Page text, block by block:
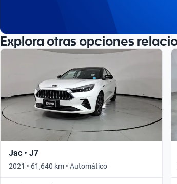
Explora otras opciones
Jac • J7
2021 • 61,640 km • Automático